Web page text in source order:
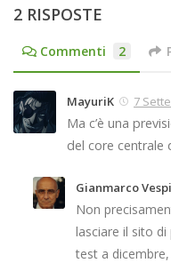
2 RISPOSTE
Commenti 2
MayuriK 7
Ma c’è una
del core centrale
Gianmarco
Non
lasciare il sito
test a